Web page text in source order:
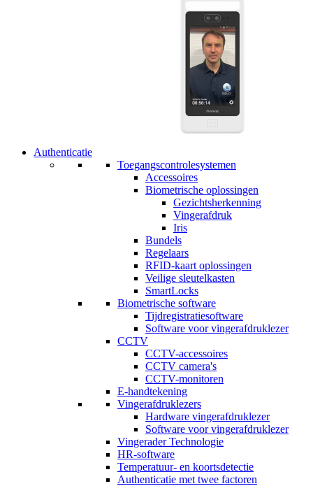
Authenticatie
Toegangscontrolesystemen
Accessoires
Biometrische oplossingen
Gezichtsherkenning
Vingerafdruk
Iris
Bundels
Regelaars
RFID-kaart oplossingen
Veilige sleutelkasten
SmartLocks
Biometrische software
Tijdregistratiesoftware
Software voor vingerafdruklezer
CCTV
CCTV-accessoires
CCTV camera's
CCTV-monitoren
E-handtekening
Vingerafdruklezers
Hardware vingerafdruklezer
Software voor vingerafdruklezer
Vingerader Technologie
HR-software
Temperatuur- en koortsdetectie
Authenticatie met twee factoren